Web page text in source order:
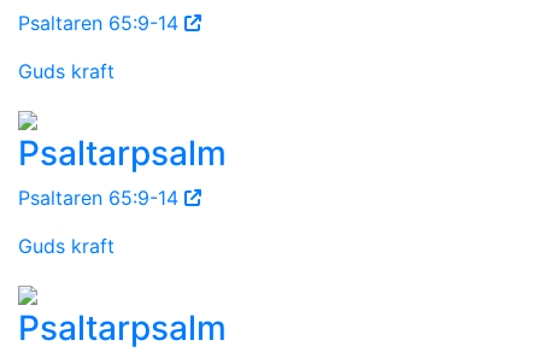
Psaltaren 65:9-14
Guds kraft
Psaltarpsalm
Psaltaren 65:9-14
Guds kraft
Psaltarpsalm